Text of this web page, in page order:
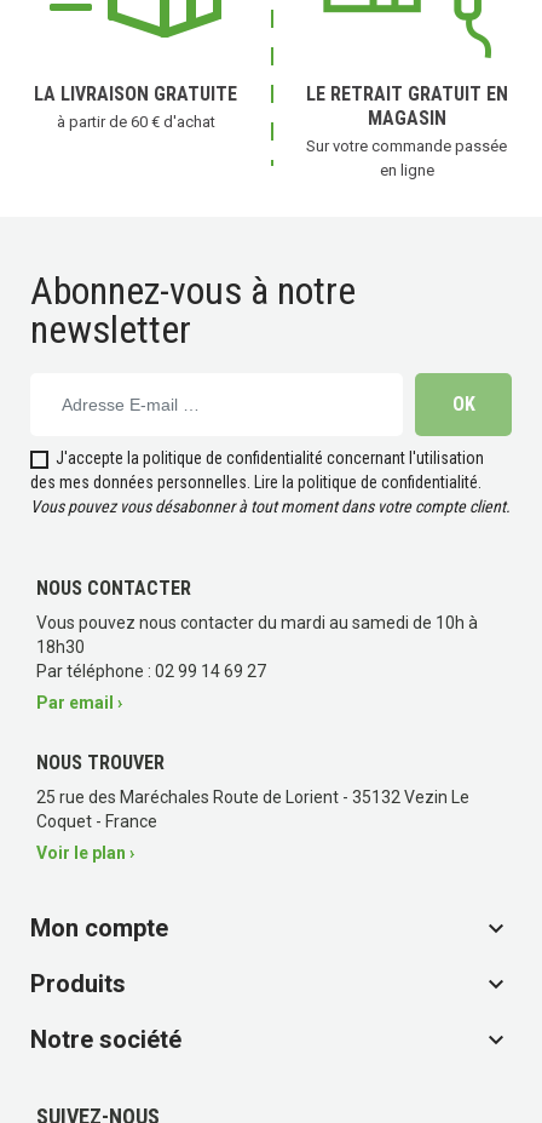
LA LIVRAISON GRATUITE
à partir de 60 € d'achat
LE RETRAIT GRATUIT EN
MAGASIN
Sur votre commande passée
en ligne
Abonnez-vous à notre
newsletter
J'accepte la politique de confidentialité concernant l'utilisation
des mes données personnelles.
Lire la politique de confidentialité
Vous pouvez vous désabonner à tout moment dans votre compte client.
NOUS CONTACTER
Vous pouvez nous contacter du mardi au samedi de 10h à
18h30
Par téléphone : 02 99 14 69 27
Par email ›
NOUS TROUVER
25 rue des Maréchales Route de Lorient - 35132 Vezin Le
Coquet - France
Voir le plan ›
Mon compte

Produits

Notre société

SUIVEZ-NOUS